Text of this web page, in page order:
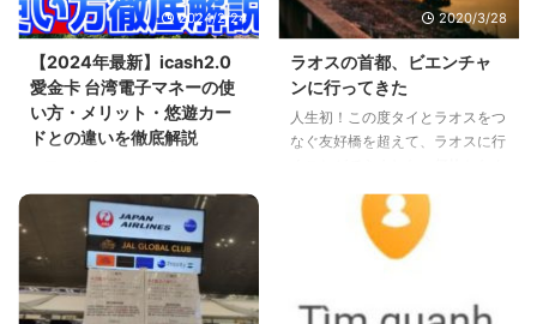
2024/2/24
【2024年最新】icash2.0
愛金卡 台湾電子マネーの使
い方・メリット・悠遊カー
ドとの違いを徹底解説
ード「Iキャッシュ2.0」について
ご紹介します。前回は「UUカー
ド」に焦点を当てましたが、今日
はそのライバルとも言える「Iキ
ャッシュ2.0」の魅力に迫りま
す。 Iキャッシュ2.0とは？ 「Iキ
2020/3/28
ラオスの首都、ビエンチャ
ンに行ってきた
人生初！この度タイとラオスをつ
なぐ友好橋を超えて、ラオスに行
都、ビエンチャンについて書き綴
りたいと思います。